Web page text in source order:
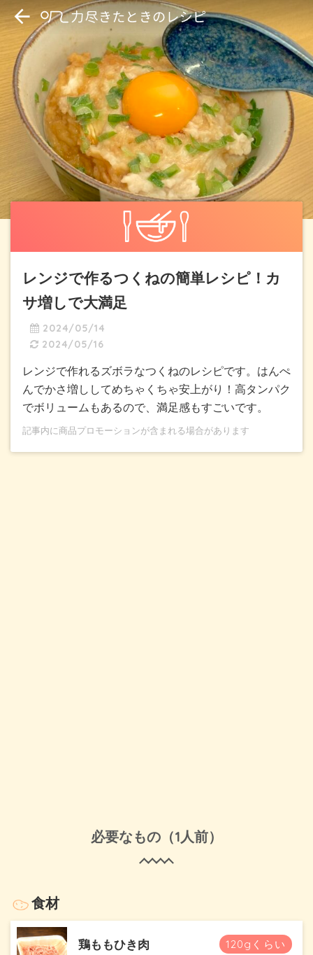
レンジで作るつくねの簡単レシピ！カ
サ増しで大満足
2024/05/14
2024/05/16
レンジで作れるズボラなつくねのレシピです。はんぺ
んでかさ増ししてめちゃくちゃ安上がり！高タンパク
でボリュームもあるので、満足感もすごいです。
記事内に商品プロモーションが含まれる場合があります
必要なもの（1人前）
食材
鶏ももひき肉 120gくらい